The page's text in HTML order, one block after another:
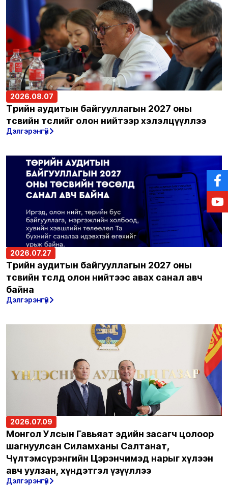
2026.08.07
Төрийн аудитын байгууллагын 2027 оны
төсвийн төслийг олон нийтээр хэлэлцүүллээ
Дэлгэрэнгүй
2026.07.27
Төрийн аудитын байгууллагын 2027 оны
төсвийн төсөлд олон нийтээс авах санал авч
байна
Дэлгэрэнгүй
2026.07.09
Монгол Улсын Гавьяат эдийн засагч цолоор
шагнуулсан Силамханы Салтанат,
Чүлтэмсүрэнгийн Цэрэнчимэд нарыг хүлээн
авч уулзан, хүндэтгэл үзүүллээ
Дэлгэрэнгүй